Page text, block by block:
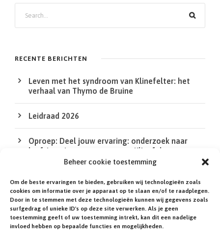
Beheer cookie toestemming
Om de beste ervaringen te bieden, gebruiken wij technologieën zoals
cookies om informatie over je apparaat op te slaan en/of te raadplegen.
Door in te stemmen met deze technologieën kunnen wij gegevens zoals
surfgedrag of unieke ID's op deze site verwerken. Als je geen
toestemming geeft of uw toestemming intrekt, kan dit een nadelige
invloed hebben op bepaalde functies en mogelijkheden.
n
RECENTE BERICHTEN
Leven met het syndroom van Klinefelter: het
verhaal van Thymo de Bruine
Leidraad 2026
Oproep: Deel jouw ervaring: onderzoek naar
leefsituatie van mensen met Klinefelter en
DSD/intersekse
De QR Code in de XS bij de agenda werkt niet
Heb jij of een familielid een zeldzame of niet-
gediagnosticeerde aandoening?